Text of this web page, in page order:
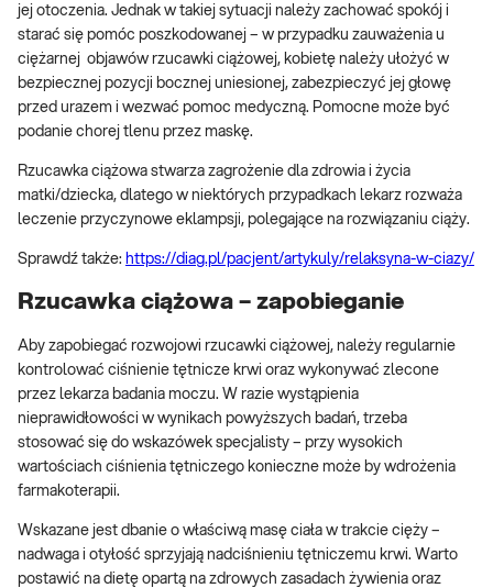
jej otoczenia. Jednak w takiej sytuacji należy zachować spokój i
starać się pomóc poszkodowanej – w przypadku zauważenia u
ciężarnej objawów rzucawki ciążowej, kobietę należy ułożyć w
bezpiecznej pozycji bocznej uniesionej, zabezpieczyć jej głowę
przed urazem i wezwać pomoc medyczną. Pomocne może być
podanie chorej tlenu przez maskę.
Rzucawka ciążowa stwarza zagrożenie dla zdrowia i życia
matki/dziecka, dlatego w niektórych przypadkach lekarz rozważa
leczenie przyczynowe eklampsji, polegające na rozwiązaniu ciąży.
Sprawdź także: https://diag.pl/pacjent/artykuly/relaksyna-w-ciazy/
Rzucawka ciążowa – zapobieganie
Aby zapobiegać rozwojowi rzucawki ciążowej, należy regularnie
kontrolować ciśnienie tętnicze krwi oraz wykonywać zlecone
przez lekarza badania moczu. W razie wystąpienia
nieprawidłowości w wynikach powyższych badań, trzeba
stosować się do wskazówek specjalisty – przy wysokich
wartościach ciśnienia tętniczego konieczne może by wdrożenia
farmakoterapii.
Wskazane jest dbanie o właściwą masę ciała w trakcie cięży –
nadwaga i otyłość sprzyjają nadciśnieniu tętniczemu krwi. Warto
postawić na dietę opartą na zdrowych zasadach żywienia oraz